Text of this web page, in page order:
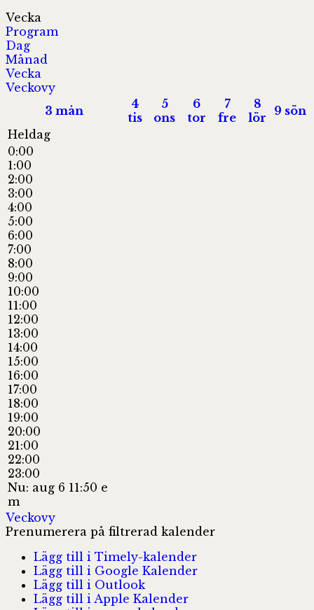
Vecka
Program
Dag
Månad
Vecka
Veckovy
3 mån
4
tis
5
ons
6
tor
7
fre
8
lör
9 sön
Heldag
0:00
1:00
2:00
3:00
4:00
5:00
6:00
7:00
8:00
9:00
10:00
11:00
12:00
13:00
14:00
15:00
16:00
17:00
18:00
19:00
20:00
21:00
22:00
23:00
Nu: aug 6 11:50 e
m
Veckovy
Prenumerera på filtrerad kalender
Lägg till i Timely-kalender
Lägg till i Google Kalender
Lägg till i Outlook
Lägg till i Apple Kalender